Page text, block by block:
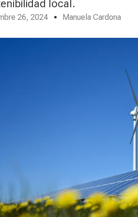
local.
26, 2024 Manuela Cardona